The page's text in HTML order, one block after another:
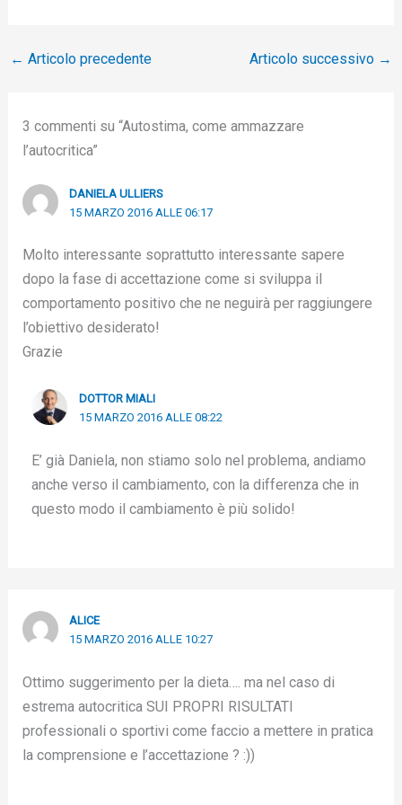
← Articolo precedente Articolo successivo →
3 commenti su “Autostima, come ammazzare
l’autocritica”
DANIELA ULLIERS
15 MARZO 2016 ALLE 06:17
Molto interessante soprattutto interessante sapere
dopo la fase di accettazione come si sviluppa il
comportamento positivo che ne neguirà per raggiungere
l’obiettivo desiderato!
Grazie
DOTTOR MIALI
15 MARZO 2016 ALLE 08:22
E’ già Daniela, non stiamo solo nel problema, andiamo
anche verso il cambiamento, con la differenza che in
questo modo il cambiamento è più solido!
ALICE
15 MARZO 2016 ALLE 10:27
Ottimo suggerimento per la dieta…. ma nel caso di
estrema autocritica SUI PROPRI RISULTATI
professionali o sportivi come faccio a mettere in pratica
la comprensione e l’accettazione ? :))